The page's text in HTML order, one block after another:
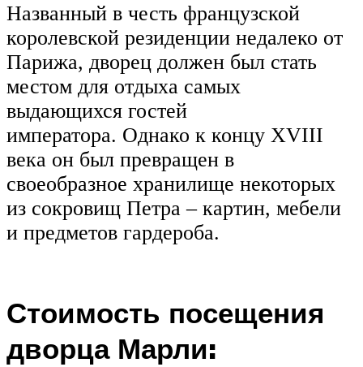
Названный в честь французской
королевской резиденции недалеко от
Парижа, дворец должен был стать
местом для отдыха самых
выдающихся гостей
императора. Однако к концу XVIII
века он был превращен в
своеобразное хранилище некоторых
из сокровищ Петра – картин, мебели
и предметов гардероба.
Стоимость посещения
дворца Марли: